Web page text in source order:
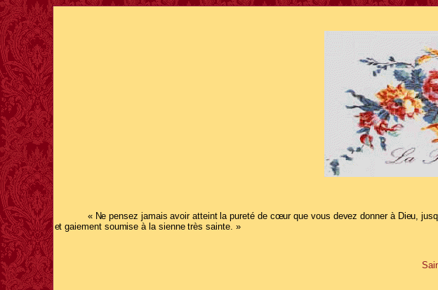
« Ne pensez jamais avoir atteint la pureté de cœur que vous devez donner à Dieu,
et gaiement soumise à la sienne très sainte. »